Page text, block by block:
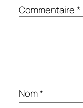
Commentaire*
Nom*